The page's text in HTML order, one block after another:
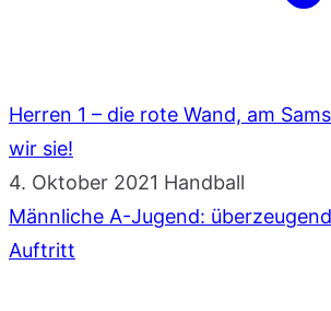
Herren 1 – die rote Wand, am
wir sie!
4. Oktober 2021 Handball
Männliche A-Jugend:
Auftritt